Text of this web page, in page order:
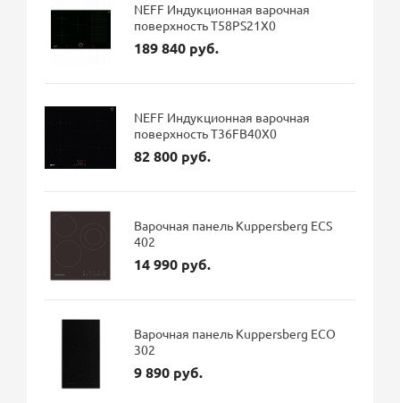
NEFF Индукционная варочная
поверхность T58PS21X0
189 840 руб.
NEFF Индукционная варочная
поверхность T36FB40X0
82 800 руб.
Варочная панель Kuppersberg ECS
402
14 990 руб.
Варочная панель Kuppersberg ECO
302
9 890 руб.